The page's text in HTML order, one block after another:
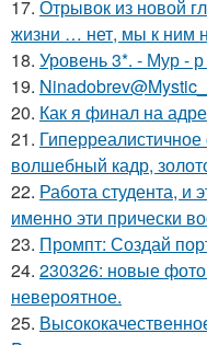
17. Отрывок из новой
жизни … нет, мы к ним
18. Уровень 3*. - Мур - р
19.
20. Как я финал на
21.
волшебный кадр,
22. Работа студента, и
именно эти прически
23. Промпт: Создай
24. 230326: новые фото
невероятное.
25.